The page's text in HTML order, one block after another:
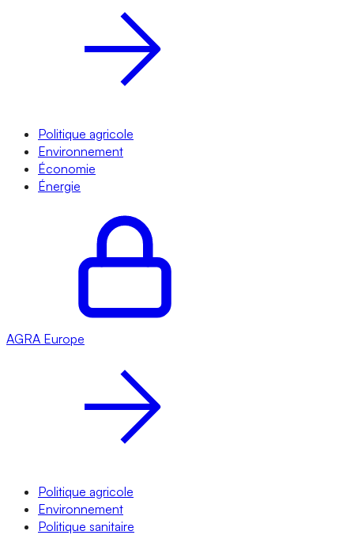
Politique agricole
Environnement
Économie
Énergie
AGRA Europe
Politique agricole
Environnement
Politique sanitaire